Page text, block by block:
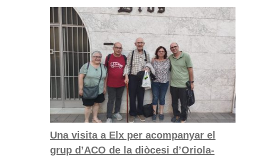
Una visita a Elx per acompanyar el
grup d’ACO de la diòcesi d’Oriola-